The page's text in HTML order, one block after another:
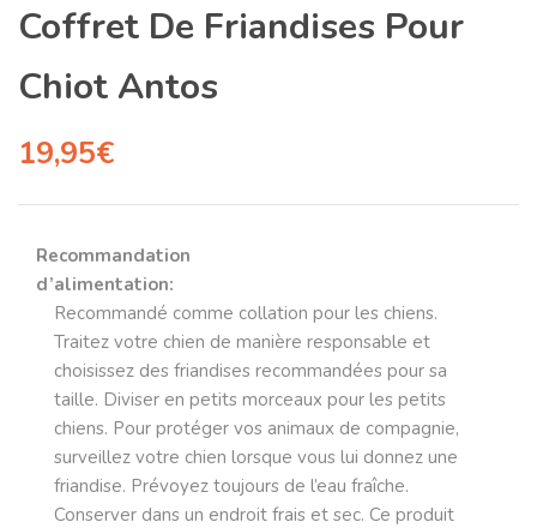
Coffret De Friandises Pour
Chiot Antos
19,95€
Recommandation
d’alimentation:
Recommandé comme collation pour les chiens.
Traitez votre chien de manière responsable et
choisissez des friandises recommandées pour sa
taille. Diviser en petits morceaux pour les petits
chiens. Pour protéger vos animaux de compagnie,
surveillez votre chien lorsque vous lui donnez une
friandise. Prévoyez toujours de l’eau fraîche.
Conserver dans un endroit frais et sec. Ce produit